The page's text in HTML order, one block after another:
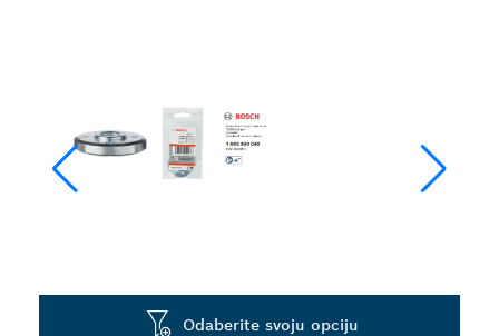
Odaberite svoju opciju